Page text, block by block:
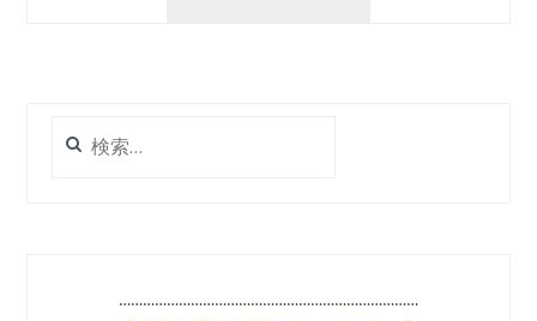
知
索:
…………………………………………………………………